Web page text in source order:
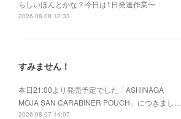
らしいほんとかな？今日は1日発送作業〜
2026.08.08 12:33
すみません！
本日21:00より発売予定でした「ASHINAGA
MOJA SAN CARABINER POUCH」につきまし…
2026.08.07 14:07